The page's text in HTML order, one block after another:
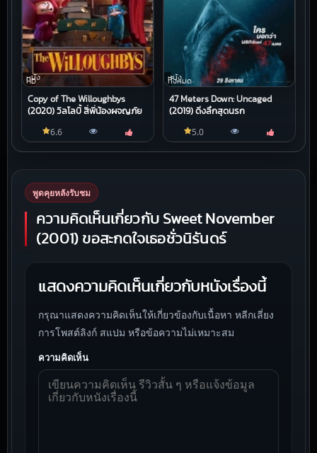
หนัง
HD
Copy of The Willoughbys
(2020) วิลโลบี้ สี่พี่น้องผจญภัย
6.6
หนัง
ทั้งหมด
47 Meters Down: Uncaged
(2019) ดิ่งลึกสุดนรก
5.0
พูดคุยหลังรับชม
ความคิดเห็นเกี่ยวกับ Sweet November
(2001) ขอสะกดใจเธอชั่วนิรันดร์
แสดงความคิดเห็นเกี่ยวกับหนังเรื่องนี้
กรุณาแสดงความคิดเห็นให้เกี่ยวข้องกับเนื้อหา หลีกเลี่ยง
การโพสต์ลิงก์ สแปม หรือข้อความไม่เหมาะสม
ความคิดเห็น